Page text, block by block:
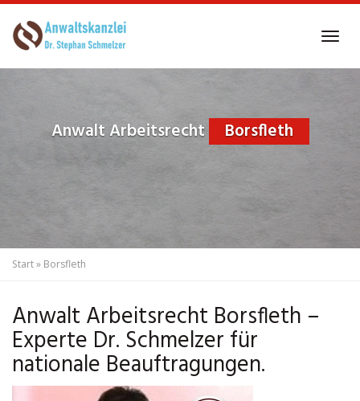
to
Anwalt Arbeitsrecht Borsfleth
Start» Borsfleth
Anwalt Arbeitsrecht Borsfleth –
Experte Dr. Schmelzer für
nationale Beauftragungen.